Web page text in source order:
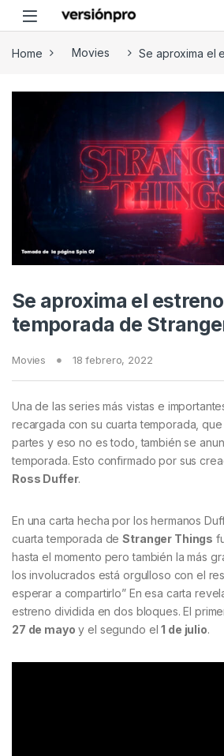
Skip to navigation
Skip to content
Home Movies Se aproxima el
Se aproxima el
temporada de
Movies 18 febrero, 2022
Una de las series más vistas e
recargada con su cuarta temporada,
partes y eso no es todo, también se
temporada. Esto confirmado por sus
Ross Duffer.
En una carta hecha por los hermanos
cuarta temporada deStranger Things
hasta el momento pero también la más
los involucrados está orgulloso con el
esperar a compartirlo” En esa carta
estreno dividida en dos bloques. El
27 de mayo y el segundo el1 de julio.